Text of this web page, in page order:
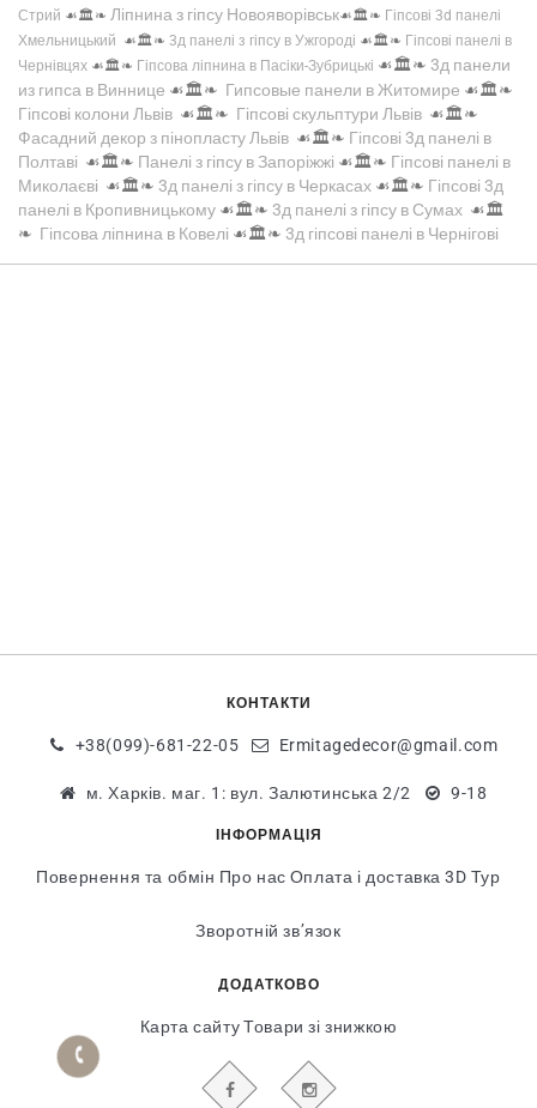
Стрий ☙🏛️❧ Ліпнина з гіпсу Новояворівськ☙🏛️❧ Гіпсові 3d панелі
Хмельницький ☙🏛️❧ 3д панелі з гіпсу в Ужгороді ☙🏛️❧ Гіпсові панелі в
Чернівцях ☙🏛️❧ Гіпсова ліпнина в Пасіки-Зубрицькі ☙🏛️❧ 3д панели
из гипса в Виннице ☙🏛️❧ Гипсовые панели в Житомире ☙🏛️❧
Гіпсові колони Львів ☙🏛️❧ Гіпсові скульптури Львів ☙🏛️❧
Фасадний декор з пінопласту Львів ☙🏛️❧ Гіпсові 3д панелі в
Полтаві ☙🏛️❧ Панелі з гіпсу в Запоріжжі ☙🏛️❧ Гіпсові панелі в
Миколаєві ☙🏛️❧ 3д панелі з гіпсу в Черкасах ☙🏛️❧ Гіпсові 3д
панелі в Кропивницькому ☙🏛️❧ 3д панелі з гіпсу в Сумах ☙🏛️
❧ Гіпсова ліпнина в Ковелі ☙🏛️❧ 3д гіпсові панелі в Чернігові
КОНТАКТИ
+38(099)-681-22-05 Ermitagedecor@gmail.com
м. Харків. маг. 1: вул. Залютинська 2/2 9-18
ІНФОРМАЦІЯ
Повернення та обмін Про нас Оплата і доставка 3D Тур
Зворотній зв’язок
ДОДАТКОВО
Карта сайту Товари зі знижкою